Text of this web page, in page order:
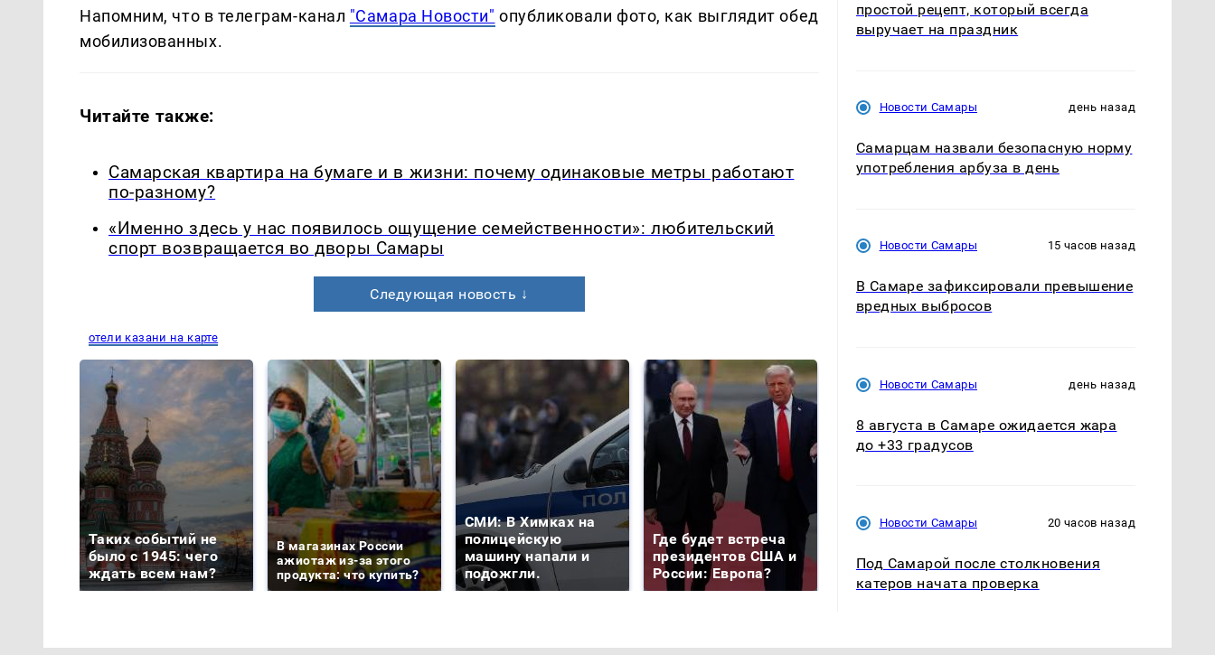
Напомним, что в телеграм-канал "Самара Новости" опубликовали фото, как выглядит обед
мобилизованных.
Читайте также:
Самарская квартира на бумаге и в жизни: почему одинаковые метры работают
по-разному?
«Именно здесь у нас появилось ощущение семейственности»: любительский
спорт возвращается во дворы Самары
Следующая новость ↓
отели казани на карте
Таких событий не
было с 1945: чего
ждать всем нам?
В магазинах России
ажиотаж из-за этого
продукта: что купить?
СМИ: В Химках на
полицейскую
машину напали и
подожгли.
Где будет встреча
президентов США и
России: Европа?
никто не ждал: как
так?!
миллионов рублей
простой рецепт, который всегда
выручает на праздник
Новости Самары день назад
Самарцам назвали безопасную норму
употребления арбуза в день
Новости Самары 15 часов назад
В Самаре зафиксировали превышение
вредных выбросов
Новости Самары день назад
8 августа в Самаре ожидается жара
до +33 градусов
Новости Самары 20 часов назад
Под Самарой после столкновения
катеров начата проверка